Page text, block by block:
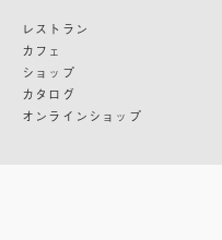
レストラン
カフェ
ショップ
カタログ
オンラインショップ